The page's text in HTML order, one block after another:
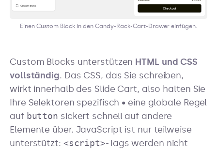
Einen Custom Block in den Candy-Rack-Cart-Drawer einfügen.
Custom Blocks unterstützen HTML und CSS
vollständig. Das CSS, das Sie schreiben,
wirkt innerhalb des Slide Cart, also halten Sie
Ihre Selektoren spezifisch • eine globale Regel
auf button sickert schnell auf andere
Elemente über. JavaScript ist nur teilweise
unterstützt: <script>-Tags werden nicht